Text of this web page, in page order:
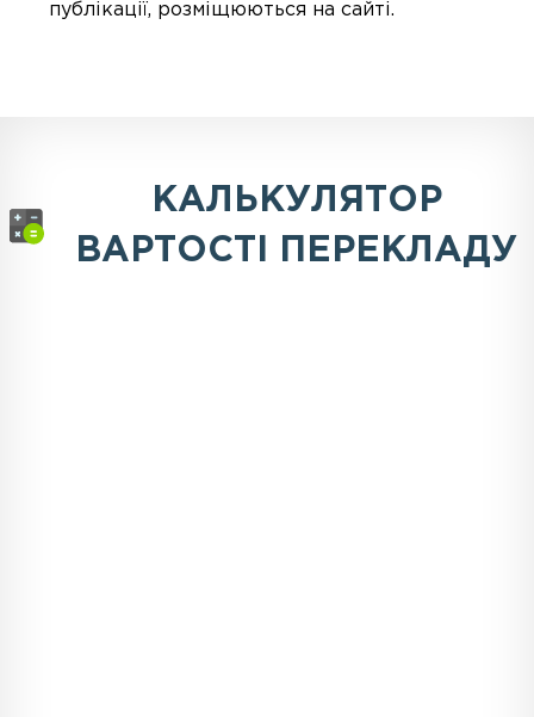
публікації, розміщюються на сайті.
КАЛЬКУЛЯТОР
ВАРТОСТІ ПЕРЕКЛАДУ